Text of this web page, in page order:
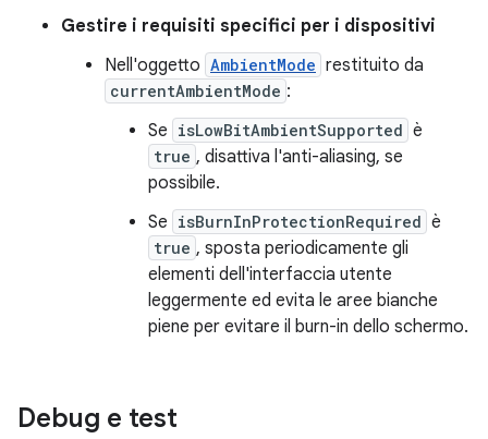
Gestire i requisiti specifici per i dispositivi
Nell'oggetto AmbientMode restituito da
currentAmbientMode :
Se isLowBitAmbientSupported è
true , disattiva l'anti-aliasing, se
possibile.
Se isBurnInProtectionRequired è
true , sposta periodicamente gli
elementi dell'interfaccia utente
leggermente ed evita le aree bianche
piene per evitare il burn-in dello schermo.
Debug e test